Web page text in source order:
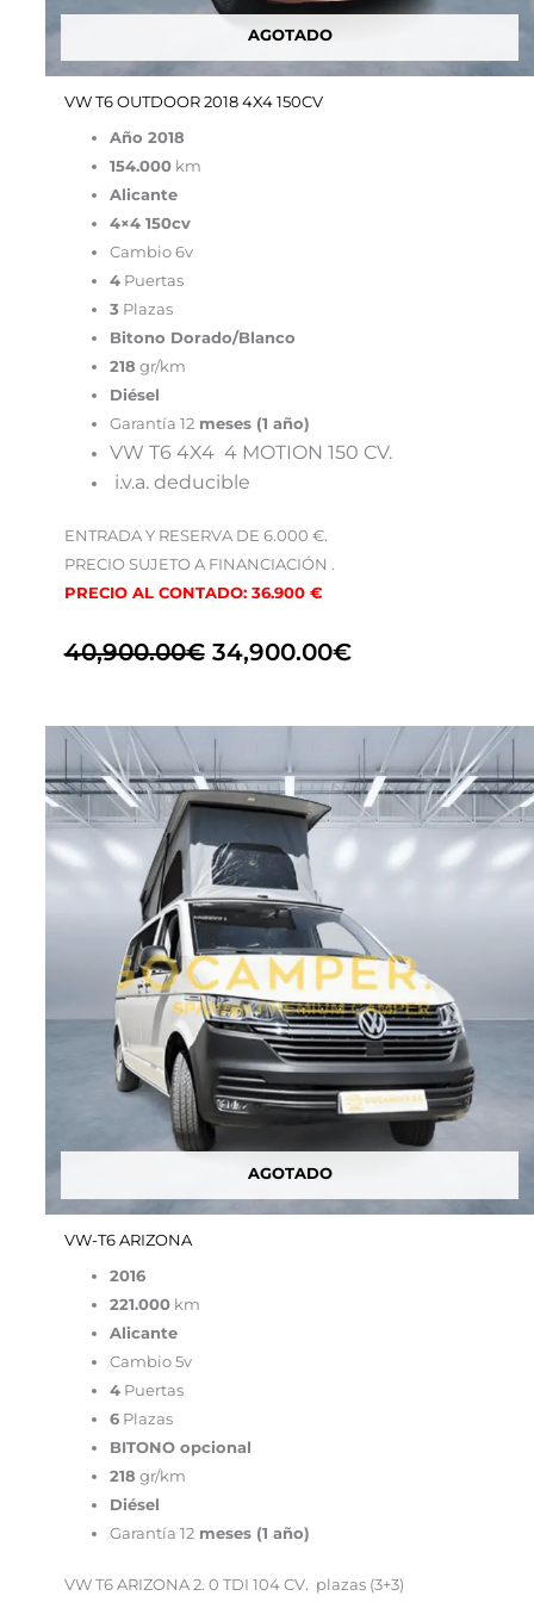
AGOTADO
VW T6 OUTDOOR 2018 4X4 150CV
Año 2018
154.000km
Alicante
4×4 150cv
Cambio 6v
4Puertas
3 Plazas
Bitono Dorado/Blanco
218 gr/km
Diésel
Garantía 12meses (1 año)
VW T6 4X4 4 MOTION 150 CV.
i.v.a. deducible
ENTRADA Y RESERVA DE 6.000 €.
PRECIO SUJETO A FINANCIACIÓN .
PRECIO AL CONTADO: 36.900 €
40,900.00€ 34,900.00€
AGOTADO
VW-T6 ARIZONA
2016
221.000km
Alicante
Cambio 5v
4Puertas
6Plazas
BITONO opcional
218 gr/km
Diésel
Garantía 12meses (1 año)
VW T6 ARIZONA 2. 0 TDI 104 CV. plazas (3+3)
El
precio
original
era:
55,000.00€.
El
precio
actual
es:
33,900.00€.